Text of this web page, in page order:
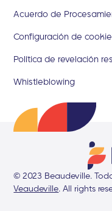
Acuerdo de
Configuración de
Política de revelación
Whistleblowing
© 2023 Beaudeville.
Veaudeville. All rights